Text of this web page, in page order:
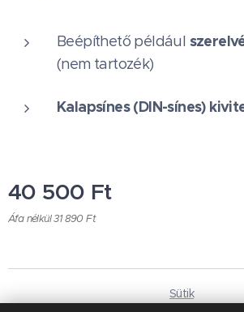
Beépíthető például
(nem tartozék)
Kalapsínes (DIN-sínes)
40 500 Ft
Áfa nélkül 31 890 Ft
Sütik